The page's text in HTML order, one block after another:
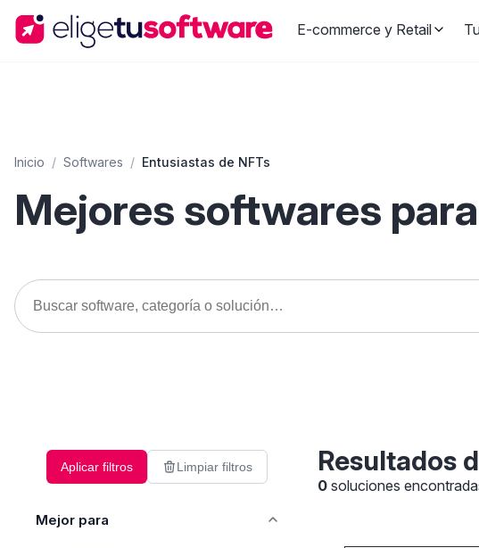
E-commerce y Retail
Inicio / Softwares / Entusiastas de NFTs
Mejores softwares
Aplicar filtros Limpiar filtros
Mejor para
Resultados
0 soluciones